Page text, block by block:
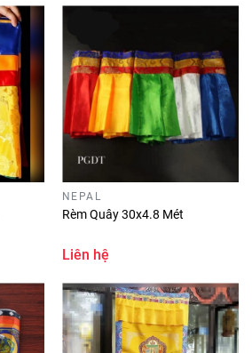
NEPAL
Rèm Quây 30x4.8 Mét
Liên hệ